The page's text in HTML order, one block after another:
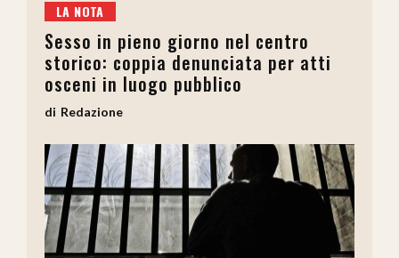
LA NOTA
Sesso in pieno giorno nel centro
storico: coppia denunciata per atti
osceni in luogo pubblico
Redazione